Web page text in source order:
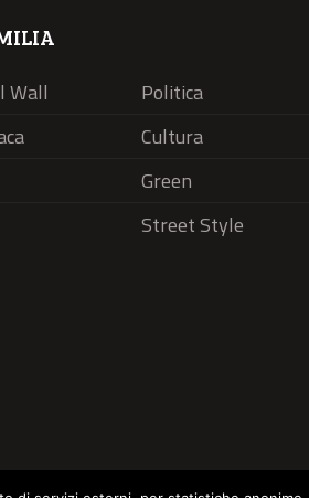
Wall
Politica
Cultura
Green
Street Style